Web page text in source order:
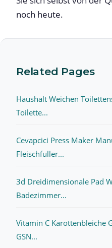
noch heute.
Related Pages
Haushalt Weichen
Toilette...
Cevapcici Press Maker
Fleischfuller...
3d Dreidimensionale Pad
Badezimmer...
Vitamin C Karottenbleiche
GSN...